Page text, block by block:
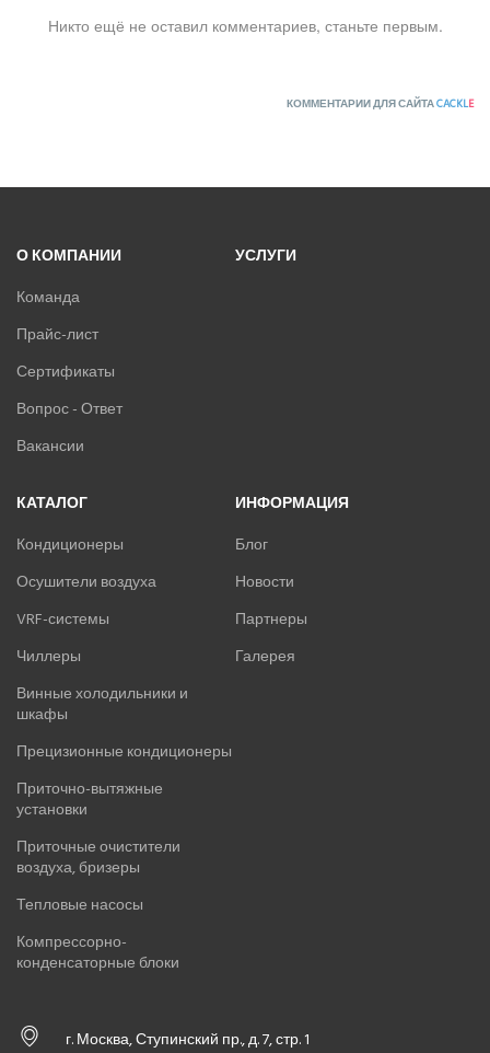
Никто ещё не оставил комментариев, станьте первым.
КОММЕНТАРИИ ДЛЯ САЙТАCACKLE
О КОМПАНИИ
Команда
Прайс-лист
Сертификаты
Вопрос - Ответ
Вакансии
УСЛУГИ
КАТАЛОГ
Кондиционеры
Осушители воздуха
VRF-системы
Чиллеры
Винные холодильники и
шкафы
Прецизионные кондиционеры
Приточно-вытяжные
установки
Приточные очистители
воздуха, бризеры
Тепловые насосы
Компрессорно-
конденсаторные блоки
ИНФОРМАЦИЯ
Блог
Новости
Партнеры
Галерея
г. Москва, Ступинский пр., д. 7, стр. 1